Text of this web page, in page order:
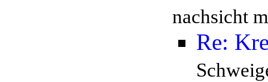
nachsicht
Re: